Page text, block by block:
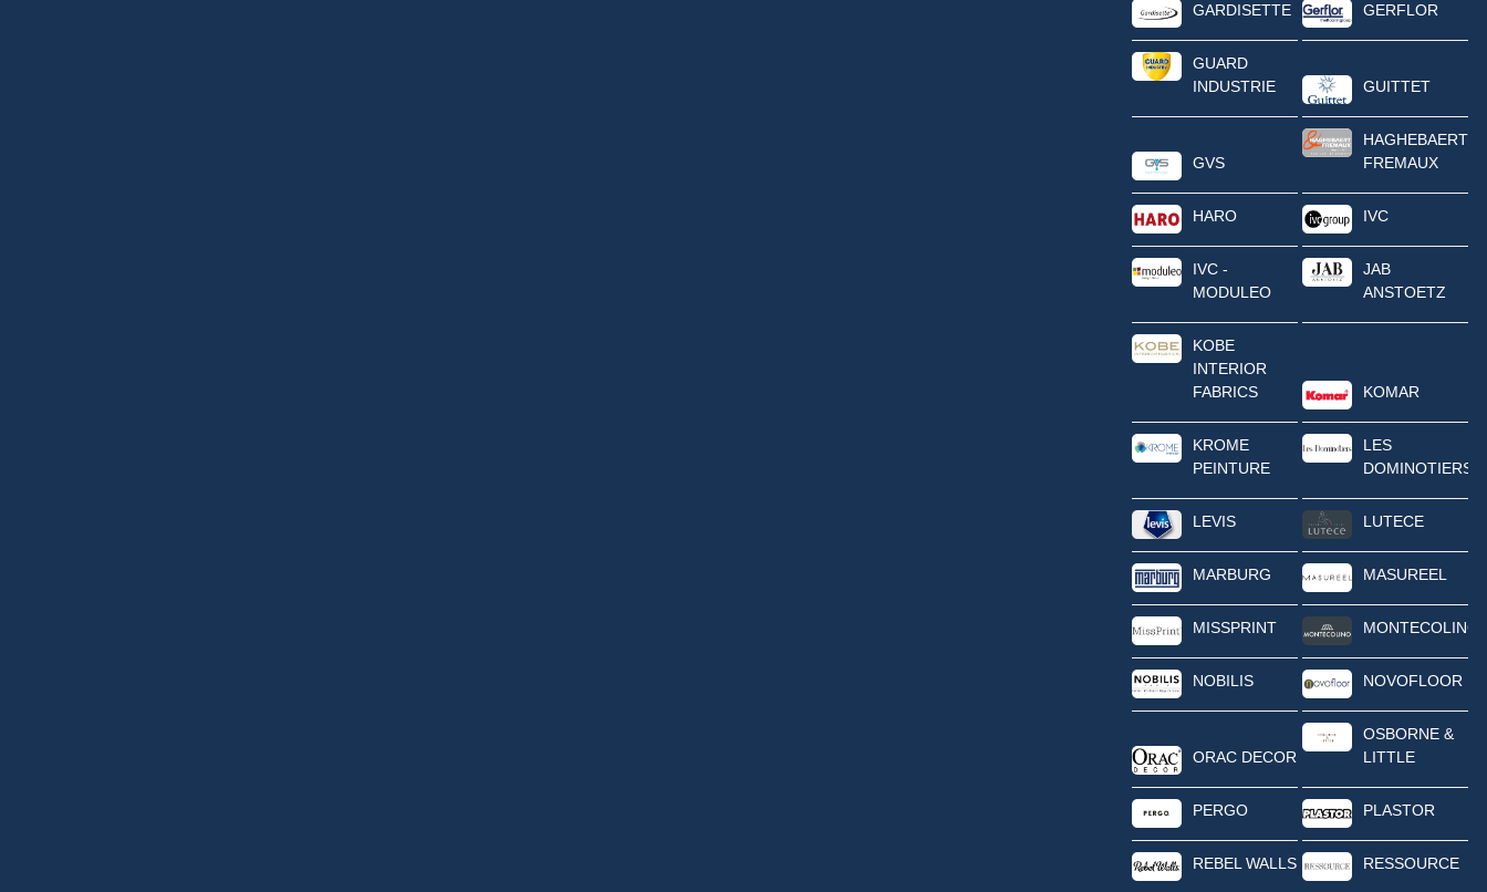
GARDISETTE GERFLOR
GUARD
INDUSTRIE
GUITTET
GVS
HAGHEBAERT
FREMAUX
HARO IVC
IVC -
MODULEO
JAB
ANSTOETZ
KOBE
INTERIOR
FABRICS
KOMAR
KROME
PEINTURE
LES
DOMINOTIERS
LEVIS LUTECE
MARBURG MASUREEL
MISSPRINT MONTECOLINO
NOBILIS NOVOFLOOR
ORAC DECOR
OSBORNE &
LITTLE
PERGO PLASTOR
REBEL WALLS RESSOURCE